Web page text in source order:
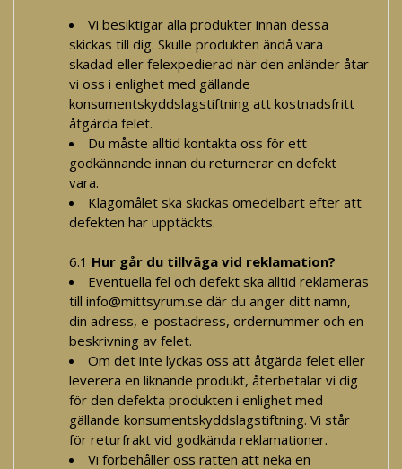
Vi besiktigar alla produkter innan dessa
skickas till dig. Skulle produkten ändå vara
skadad eller felexpedierad när den anländer åtar
vi oss i enlighet med gällande
konsumentskyddslagstiftning att kostnadsfritt
åtgärda felet.
Du måste alltid kontakta oss för ett
godkännande innan du returnerar en defekt
vara.
Klagomålet ska skickas omedelbart efter att
defekten har upptäckts.
6.1 Hur går du tillväga vid reklamation?
Eventuella fel och defekt ska alltid reklameras
till info@mittsyrum.se där du anger ditt namn,
din adress, e-postadress, ordernummer och en
beskrivning av felet.
Om det inte lyckas oss att åtgärda felet eller
leverera en liknande produkt, återbetalar vi dig
för den defekta produkten i enlighet med
gällande konsumentskyddslagstiftning. Vi står
för returfrakt vid godkända reklamationer.
Vi förbehåller oss rätten att neka en